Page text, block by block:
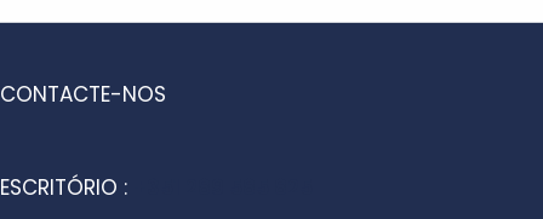
CONTACTE-NOS
ESCRITÓRIO :